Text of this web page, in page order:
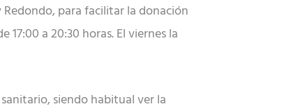
para facilitar la donación
a 20:30 horas. El viernes la
siendo habitual ver la